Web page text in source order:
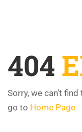
404
Sorry, we can't
go to Home Page